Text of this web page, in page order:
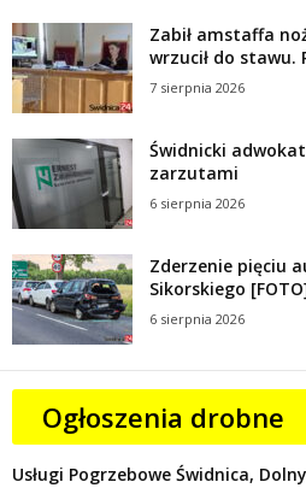
Zabił amstaffa
wrzucił do stawu.
7 sierpnia 2026
Świdnicki
zarzutami
6 sierpnia 2026
Zderzenie pięciu
Sikorskiego
6 sierpnia 2026
Ogłoszenia drobne
Usługi Pogrzebowe Świdnica,